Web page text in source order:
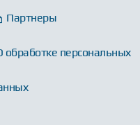
Партнеры
обработке персональных